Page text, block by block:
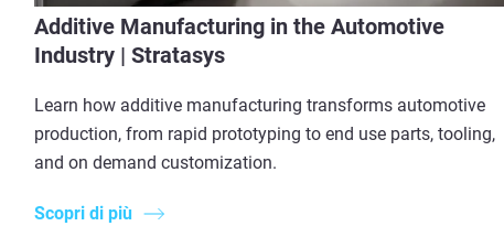
Additive Manufacturing in the Automotive
Industry | Stratasys
Learn how additive manufacturing transforms automotive
production, from rapid prototyping to end use parts, tooling,
and on demand customization.
Scopri di più